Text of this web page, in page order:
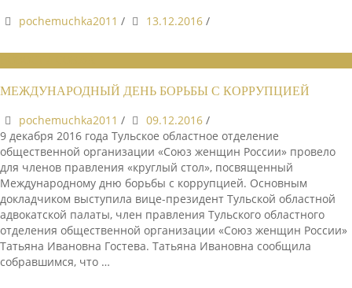
pochemuchka2011 / 13.12.2016 /
МЕЖДУНАРОДНЫЙ ДЕНЬ БОРЬБЫ С КОРРУПЦИЕЙ
pochemuchka2011 / 09.12.2016 /
9 декабря 2016 года Тульское областное отделение
общественной организации «Союз женщин России» провело
для членов правления «круглый стол», посвященный
Международному дню борьбы с коррупцией. Основным
докладчиком выступила вице-президент Тульской областной
адвокатской палаты, член правления Тульского областного
отделения общественной организации «Союз женщин России»
Татьяна Ивановна Гостева. Татьяна Ивановна сообщила
собравшимся, что …